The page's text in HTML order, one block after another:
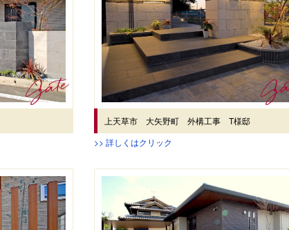
上天草市 大矢野町 外構工事 T様邸
>> 詳しくはクリック